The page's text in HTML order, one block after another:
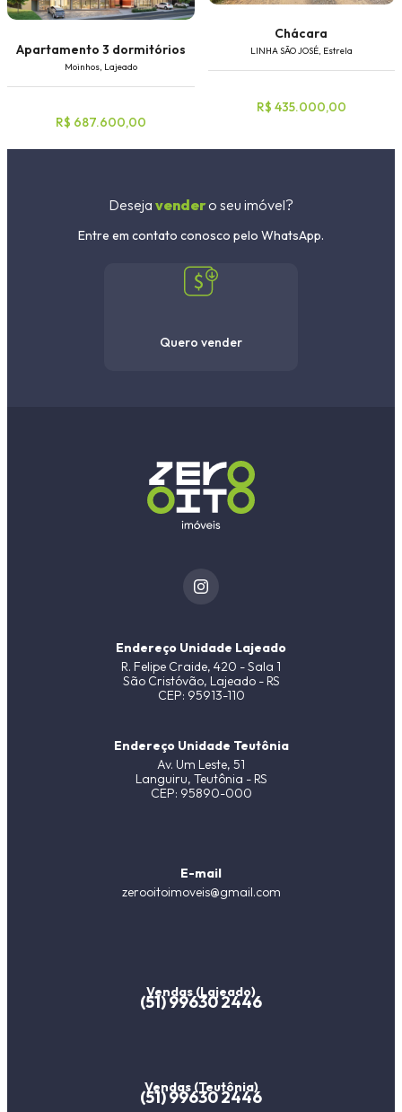
Apartamento 3 dormitórios
Moinhos, Lajeado
R$ 687.600,00
Chácara
LINHA SÃO JOSÉ, Estrela
R$ 435.000,00
Deseja vendero seu imóvel?
Entre em contato conosco pelo WhatsApp.
Quero vender
Endereço Unidade Lajeado
R. Felipe Craide, 420 - Sala 1
São Cristóvão, Lajeado - RS
CEP: 95913-110
Endereço Unidade Teutônia
Av. Um Leste, 51
Languiru, Teutônia - RS
CEP: 95890-000
E-mail
zerooitoimoveis@gmail.com
Vendas (Lajeado)
(51) 99630 2446
Vendas (Teutônia)
(51) 99630 2446